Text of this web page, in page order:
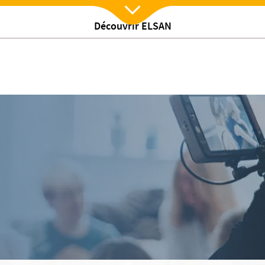
Découvrir ELSAN
Nx:Afficher menu